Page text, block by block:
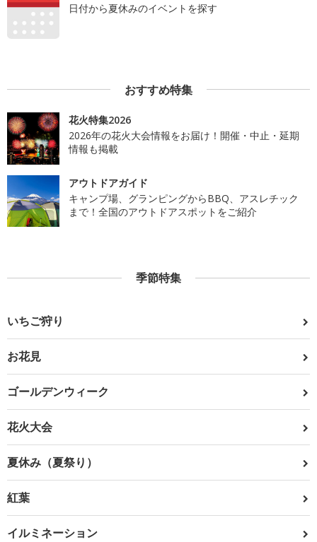
日付から夏休みのイベントを探す
おすすめ特集
花火特集2026
2026年の花火大会情報をお届け！開催・中止・延期
情報も掲載
アウトドアガイド
キャンプ場、グランピングからBBQ、アスレチック
まで！全国のアウトドアスポットをご紹介
季節特集
いちご狩り
お花見
ゴールデンウィーク
花火大会
夏休み（夏祭り）
紅葉
イルミネーション